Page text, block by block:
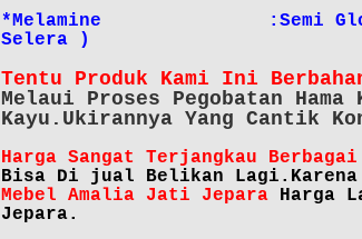
*Melamine :Semi Gloss (
Selera )
Tentu Produk Kami Ini
Melaui Proses Pegobatan Hama
Kayu.Ukirannya Yang Cantik
Harga Sangat Terjangkau
Bisa Di jual Belikan Lagi.Karena
Mebel Amalia Jati Jepara Harga
Jepara.